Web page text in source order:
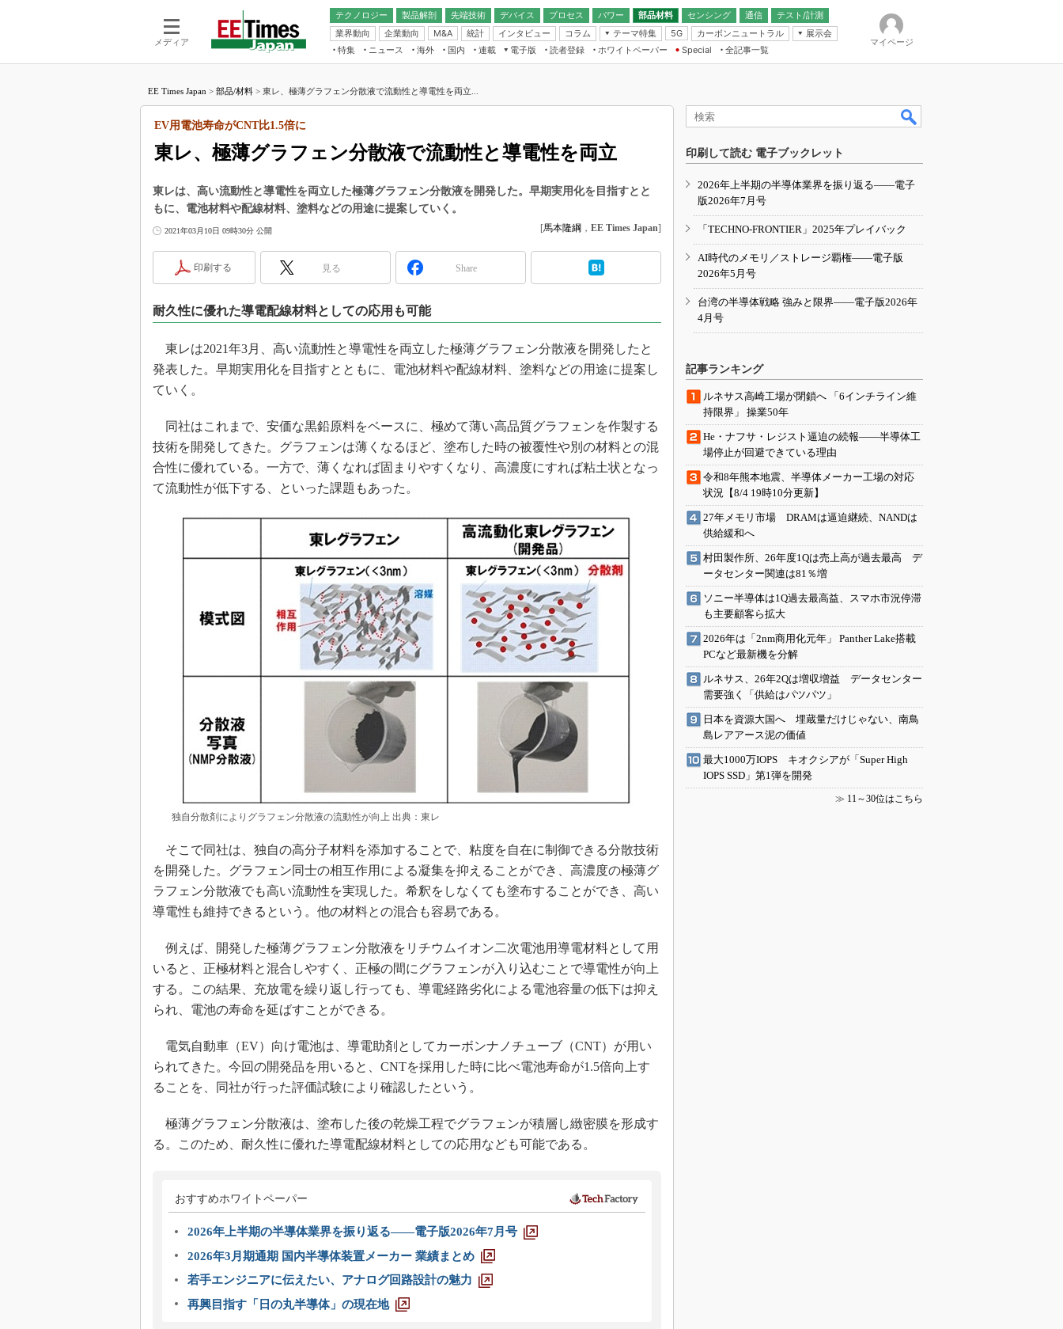
メディア
テクノロジー 製品解剖
先端技術
電池／エネルギー
デバイス
アナログ
マイコン
プロセス パワー 部品材料 センシング
通信
無線
テスト/計測
業界動向
企業動向 M&A 統計 インタビュー コラム
テーマ特集
フィジカルAI
読者調査（EE Times Research）
電源設計（EDN Japan）
エレクトロニクス入門（EDN
5G カーボンニュートラル
展示会
IoT・エッジコンピューティング
EXPO
TECHNO-FRONTIER
人とくるま展
特集 ニュース 海外 国内
連載
福田昭のデバイス通信
大山聡の業界スコープ
リタイア直前エンジニアの社会人大
学漂流記
踊るバズワード ～Behind the
Buzzword
で起こること
イノベーションは日本を救うのか
JASA発IoT通信
IHSアナリスト「未来展望」
「英語に愛されないエンジニア」の
電子版
電子ブックレット
読者登録 ホワイトペーパー
Special
全記事一覧
マイページ
EE Times Japan > 部品/材料 > 東レ、極薄グラフェン分散液で流動性と導電性を両立...
東レ、極薄グラフェン分散液で流動性と導電性を両立
EV用電池寿命がCNT比1.5倍に
東レは、高い流動性と導電性を両立した極薄グラフェン分散液を開発した。早期実用化を目指すとと
もに、電池材料や配線材料、塗料などの用途に提案していく。
2021年03月10日 09時30分 公開 [馬本隆綱 ， EE Times Japan]
印刷する 見る Share
耐久性に優れた導電配線材料としての応用も可能
東レは2021年3月、高い流動性と導電性を両立した極薄グラフェン分散液を開発したと
発表した。早期実用化を目指すとともに、電池材料や配線材料、塗料などの用途に提案し
ていく。
同社はこれまで、安価な黒鉛原料をベースに、極めて薄い高品質グラフェンを作製する
技術を開発してきた。グラフェンは薄くなるほど、塗布した時の被覆性や別の材料との混
合性に優れている。一方で、薄くなれば固まりやすくなり、高濃度にすれば粘土状となっ
て流動性が低下する、といった課題もあった。
独自分散剤によりグラフェン分散液の流動性が向上 出典：東レ
そこで同社は、独自の高分子材料を添加することで、粘度を自在に制御できる分散技術
を開発した。グラフェン同士の相互作用による凝集を抑えることができ、高濃度の極薄グ
ラフェン分散液でも高い流動性を実現した。希釈をしなくても塗布することができ、高い
導電性も維持できるという。他の材料との混合も容易である。
例えば、開発した極薄グラフェン分散液をリチウムイオン二次電池用導電材料として用
いると、正極材料と混合しやすく、正極の間にグラフェンが入り込むことで導電性が向上
する。この結果、充放電を繰り返し行っても、導電経路劣化による電池容量の低下は抑え
られ、電池の寿命を延ばすことができる。
電気自動車（EV）向け電池は、導電助剤としてカーボンナノチューブ（CNT）が用い
られてきた。今回の開発品を用いると、CNTを採用した時に比べ電池寿命が1.5倍向上す
ることを、同社が行った評価試験により確認したという。
極薄グラフェン分散液は、塗布した後の乾燥工程でグラフェンが積層し緻密膜を形成す
る。このため、耐久性に優れた導電配線材料としての応用なども可能である。
おすすめホワイトペーパー
2026年上半期の半導体業界を振り返る――電子版2026年7月号
2026年3月期通期 国内半導体装置メーカー 業績まとめ
若手エンジニアに伝えたい、アナログ回路設計の魅力
再興目指す「日の丸半導体」の現在地
印刷して読む 電子ブックレット
2026年上半期の半導体業界を振り返る――電子
版2026年7月号
「TECHNO-FRONTIER」2025年プレイバック
AI時代のメモリ／ストレージ覇権――電子版
2026年5月号
台湾の半導体戦略 強みと限界――電子版2026年
4月号
記事ランキング
ルネサス高崎工場が閉鎖へ 「6インチライン維
持限界」 操業50年
He・ナフサ・レジスト逼迫の続報――半導体工
場停止が回避できている理由
令和8年熊本地震、半導体メーカー工場の対応
状況【8/4 19時10分更新】
27年メモリ市場 DRAMは逼迫継続、NANDは
供給緩和へ
村田製作所、26年度1Qは売上高が過去最高 デ
ータセンター関連は81％増
ソニー半導体は1Q過去最高益、スマホ市況停滞
も主要顧客ら拡大
2026年は「2nm商用化元年」 Panther Lake搭載
PCなど最新機を分解
ルネサス、26年2Qは増収増益 データセンター
需要強く「供給はパツパツ」
日本を資源大国へ 埋蔵量だけじゃない、南鳥
島レアアース泥の価値
最大1000万IOPS キオクシアが「Super High
IOPS SSD」第1弾を開発
≫ 11～30位はこちら